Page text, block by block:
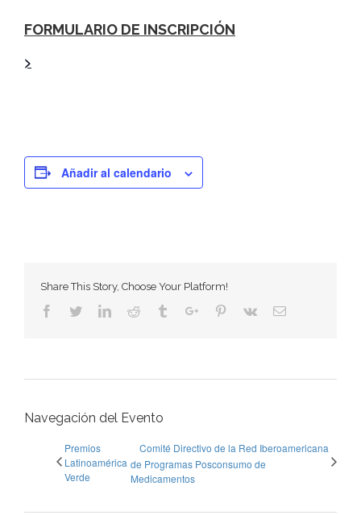
FORMULARIO DE INSCRIPCIÓN
>
Añadir al calendario
Share This Story, Choose Your Platform!
Facebook
TwitterLinkedinReddit TumblrGoogle+Pinterest
Vk Email
Navegación del Evento
Premios
Latinoamérica
Verde
Comité Directivo de la Red Iberoamericana
de Programas Posconsumo de
Medicamentos